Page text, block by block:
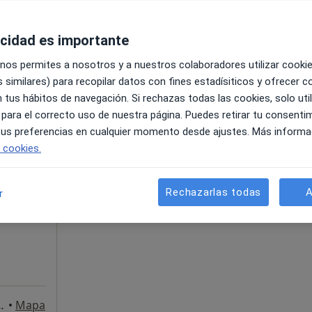
de la Laguna •Mapa
150 €
de Tenerife • Mapa
es importante
permites a nosotros y a nuestros colaboradores utilizar
similares) para recopilar datos con fines estadísiticos y ofrecer
tus hábitos de navegación. Si rechazas todas las cookies, solo
el correcto uso de nuestra página. Puedes retirar tu
preferencias en cualquier momento desde ajustes. Más
Rechazarlas todas